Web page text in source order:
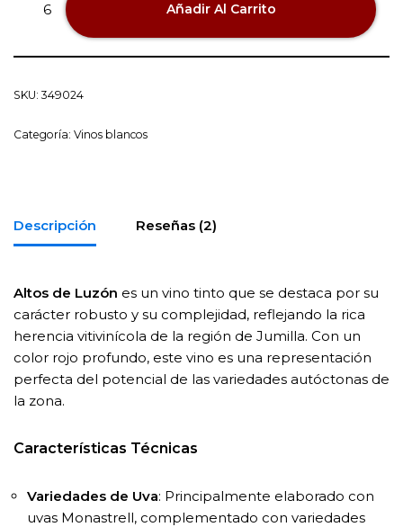
Añadir Al Carrito
SKU: 349024
Categoría: Vinos blancos
Descripción Reseñas (2)
Altos de Luzón es un vino tinto que se destaca por su
carácter robusto y su complejidad, reflejando la rica
herencia vitivinícola de la región de Jumilla. Con un
color rojo profundo, este vino es una representación
perfecta del potencial de las variedades autóctonas de
la zona.
Características Técnicas
Variedades de Uva: Principalmente elaborado con
uvas Monastrell, complementado con variedades